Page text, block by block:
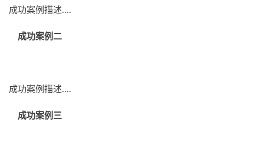
成功案例描述....
成功案例二
成功案例描述....
成功案例三